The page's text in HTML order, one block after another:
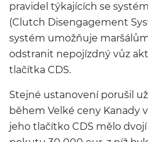
pravidel týkajících se
(Clutch Disengagement
systém umožňuje
odstranit nepojízdný vůz
tlačítka CDS.
Stejné ustanovení porušil
během Velké ceny Kanady
jeho tlačítko CDS mělo